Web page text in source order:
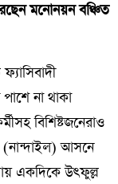
মনোনয়ন বঞ্চিত
না থাকা
বিশিষ্টজনেরাও
(নান্দাইল) আসনে
একদিকে উৎফুল্ল